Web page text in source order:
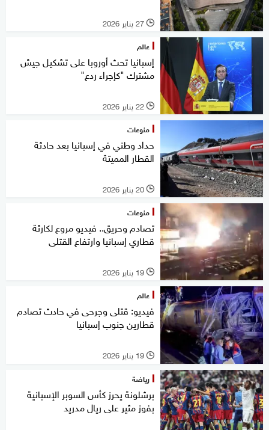
l 27 يناير 2026
عالم
إسبانيا تحث أوروبا على تشكيل جيش
مشترك "كإجراء ردع"
l 22 يناير 2026
منوعات
حداد وطني في إسبانيا بعد حادثة
القطار المميتة
l 20 يناير 2026
منوعات
تصادم وحريق.. فيديو مروع لكارثة
قطاري إسبانيا وارتفاع القتلى
l 19 يناير 2026
عالم
فيديو: قتلى وجرحى في حادث تصادم
قطارين جنوب إسبانيا
l 19 يناير 2026
رياضة
برشلونة يحرز كأس السوبر الإسبانية
بفوز مثير على ريال مدريد